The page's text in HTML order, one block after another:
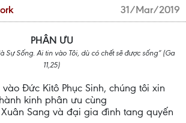
31/Mar/2019
PHÂN ƯU
Sự Sống. Ai tin vào Tôi, dù có chết sẽ được sống” (Ga
11,25)
Đức Kitô Phục Sinh, chúng tôi xin
kinh phân ưu cùng
Sang và đại gia đình tang quyến